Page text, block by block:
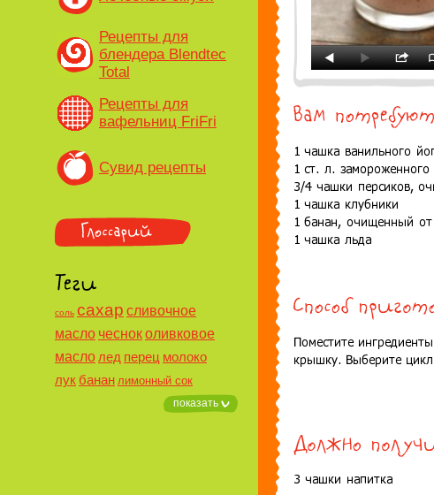
Рецепты для
блендера Blendtec
Total
Рецепты для
вафельниц FriFri
Сувид рецепты
соль сахар сливочное
масло чесноколивковое
масло лед перец молоко
лук банан лимонный сок
показать